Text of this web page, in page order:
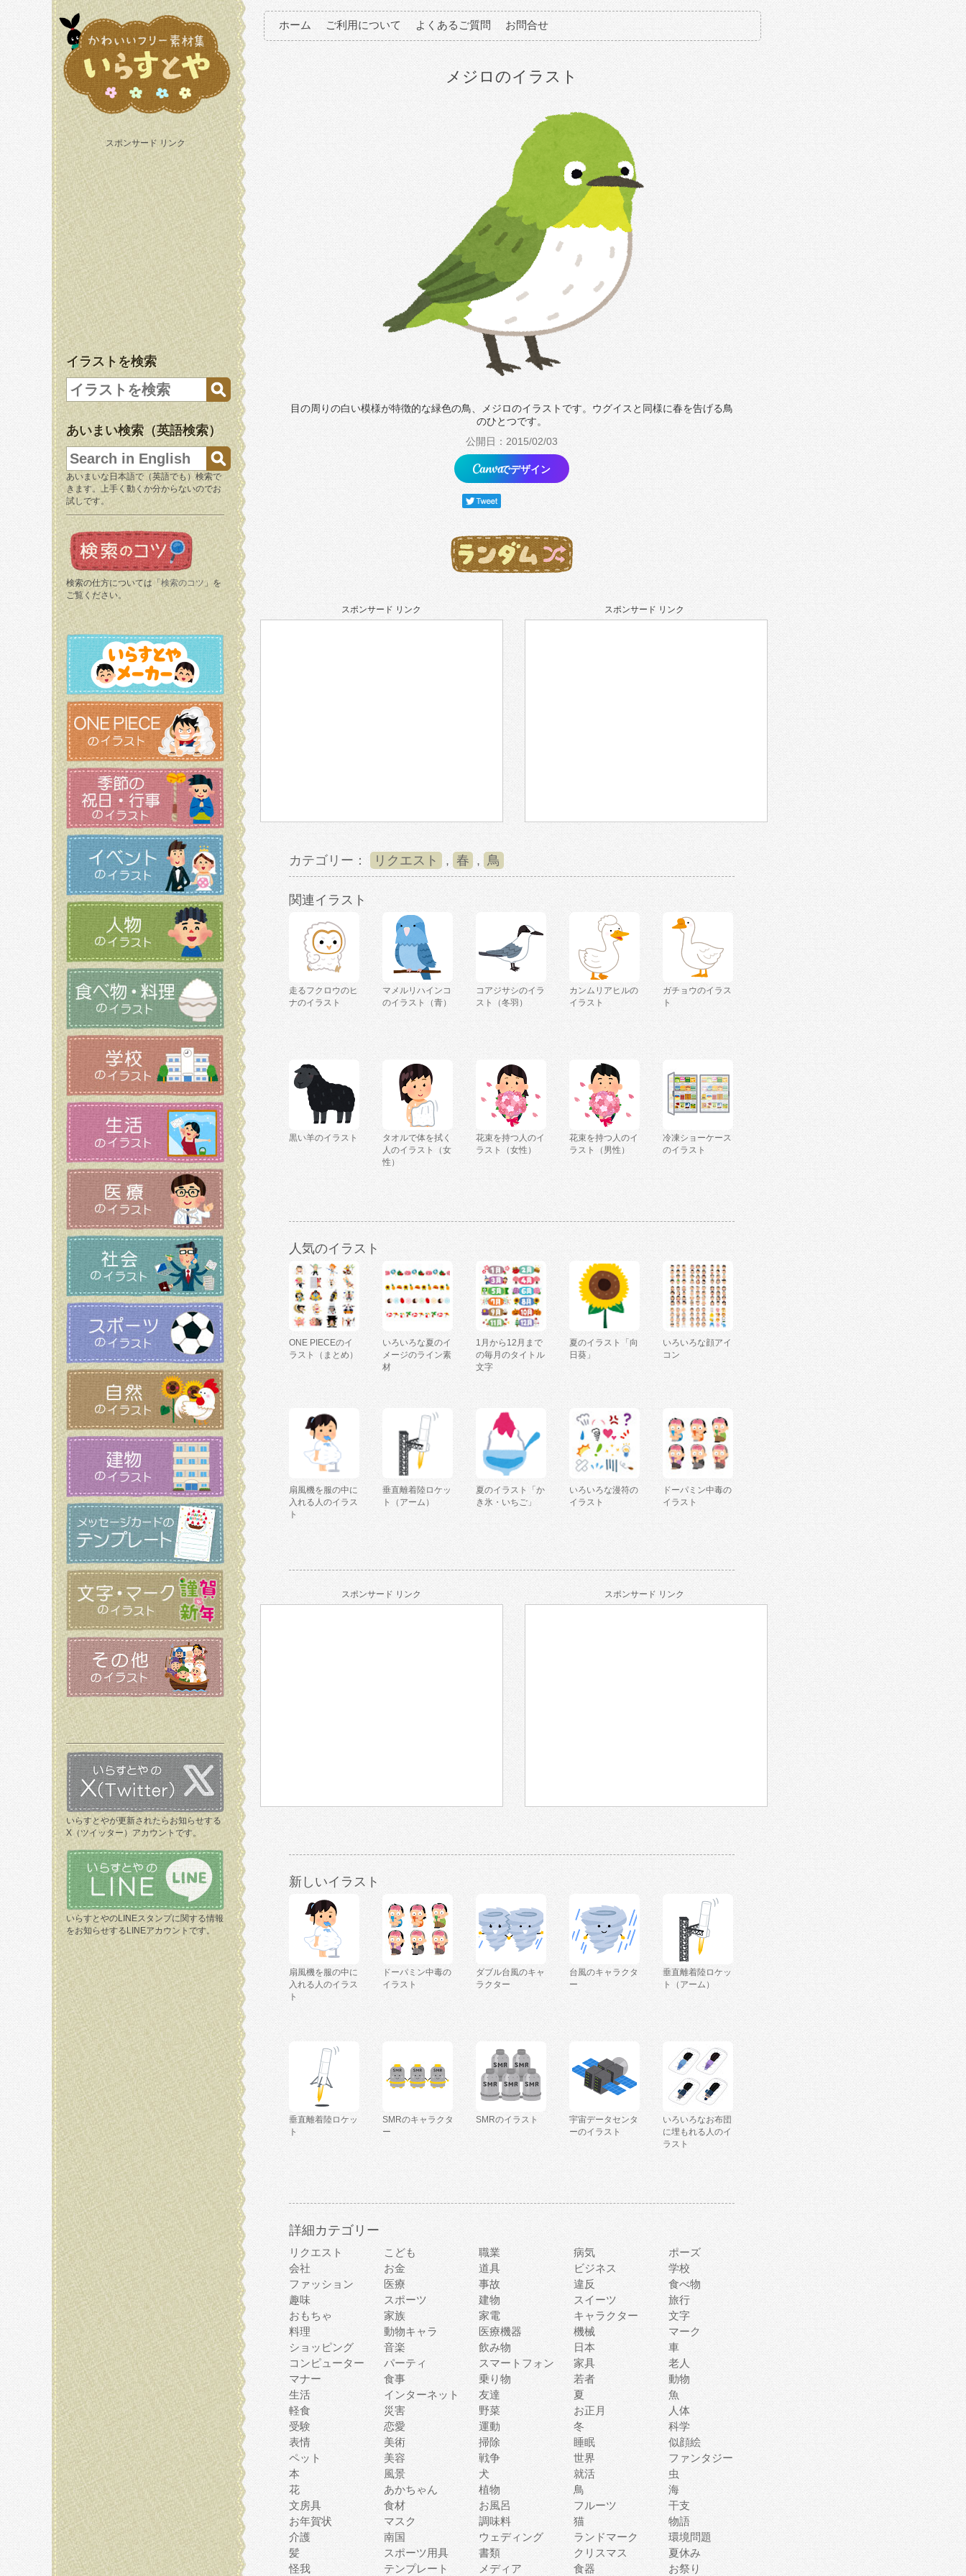
スポンサード リンク
イラストを検索
あいまい検索（英語検索）
あいまいな日本語で（英語でも）検索で
きます。上手く動くか分からないのでお
試しです。
検索の仕方については「 検索のコツ 」を
ご覧ください。
いらすとやが更新されたらお知らせする
X（ツイッター）アカウントです。
いらすとやのLINEスタンプに関する情報
をお知らせするLINEアカウントです。
ホーム ご利用について よくあるご質問 お問合せ
メジロのイラスト
目の周りの白い模様が特徴的な緑色の鳥、メジロのイラストです。ウグイスと同様に春を告げる鳥
のひとつです。
公開日：2015/02/03
でデザイン
スポンサード リンク スポンサード リンク
カテゴリー： リクエスト , 春 , 鳥
関連イラスト
走るフクロウのヒ
ナのイラスト
マメルリハインコ
のイラスト（青）
コアジサシのイラ
スト（冬羽）
カンムリアヒルの
イラスト
ガチョウのイラス
ト
黒い羊のイラスト
タオルで体を拭く
人のイラスト（女
性）
花束を持つ人のイ
ラスト（女性）
花束を持つ人のイ
ラスト（男性）
冷凍ショーケース
のイラスト
人気のイラスト
ONE PIECEのイ
ラスト（まとめ）
いろいろな夏のイ
メージのライン素
材
1月から12月まで
の毎月のタイトル
文字
夏のイラスト「向
日葵」
いろいろな顔アイ
コン
扇風機を服の中に
入れる人のイラス
ト
垂直離着陸ロケッ
ト（アーム）
夏のイラスト「か
き氷・いちご」
いろいろな漫符の
イラスト
ドーパミン中毒の
イラスト
スポンサード リンク スポンサード リンク
新しいイラスト
扇風機を服の中に
入れる人のイラス
ト
ドーパミン中毒の
イラスト
ダブル台風のキャ
ラクター
台風のキャラクタ
ー
垂直離着陸ロケッ
ト（アーム）
垂直離着陸ロケッ
ト
SMRのキャラクタ
ー
SMRのイラスト
宇宙データセンタ
ーのイラスト
いろいろなお布団
に埋もれる人のイ
ラスト
詳細カテゴリー
リクエスト こども 職業 病気
ポーズ
会社
お金 道具 ビジネス
学校
ファッション
医療 事故 違反
食べ物
趣味
スポーツ 建物 スイーツ
旅行
おもちゃ
家族 家電 キャラクター
文字
料理
動物キャラ 医療機器 機械
マーク
ショッピング
音楽 飲み物 日本
車
コンピューター
パーティ スマートフォン 家具
老人
マナー
食事 乗り物 若者
動物
生活
インターネット 友達 夏
魚
軽食
災害 野菜 お正月
人体
受験
恋愛 運動 冬
科学
表情
美術 掃除 睡眠
似顔絵
ペット
美容 戦争 世界
ファンタジー
本
風景 犬 就活
虫
花
あかちゃん 植物 鳥
海
文房具
食材 お風呂 フルーツ
干支
お年賀状
マスク 調味料 猫
物語
介護
南国 ウェディング ランドマーク
環境問題
髪
スポーツ用具 書類 クリスマス
夏休み
怪我
テンプレート メディア 食器 お祭り